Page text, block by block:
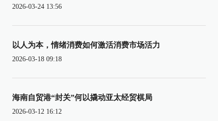
2026-03-24 13:56
以人为本，情绪消费如何激活消费市场活力
2026-03-18 09:18
海南自贸港“封关”何以撬动亚太经贸棋局
2026-03-12 16:12